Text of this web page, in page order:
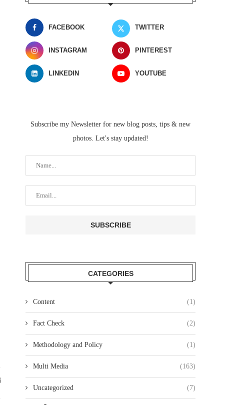
FACEBOOK TWITTER
INSTAGRAM PINTEREST
LINKEDIN YOUTUBE
Subscribe my Newsletter for new blog posts, tips & new
photos. Let's stay updated!
CATEGORIES
Content (1)
Fact Check (2)
Methodology and Policy (1)
Multi Media (163)
Uncategorized (7)